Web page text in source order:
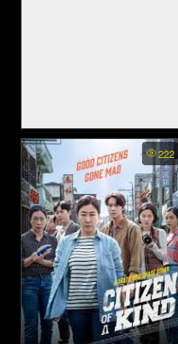
Kingdom Ashin of the North -
ผีดิบคลั่ง บัลลังก์เดือด อาชิน
แห่งเผ่า (2021)
222